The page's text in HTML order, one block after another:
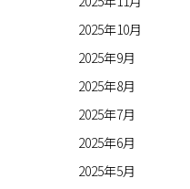
2025年10月
2025年9月
2025年8月
2025年7月
2025年6月
2025年5月